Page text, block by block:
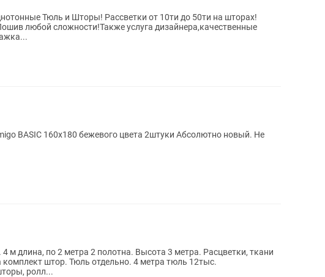
Тюль и Шторы! Рассветки от 10ти до 50ти на шторах!
любой сложности!Также услуга дизайнера,качественные
BASIC 160х180 бежевого цвета 2штуки Абсолютно новый. Не
м длина, по 2 метра 2 полотна. Высота 3 метра. Расцветки, ткани
штор. Тюль отдельно. 4 метра тюль 12тыс.
ролл...